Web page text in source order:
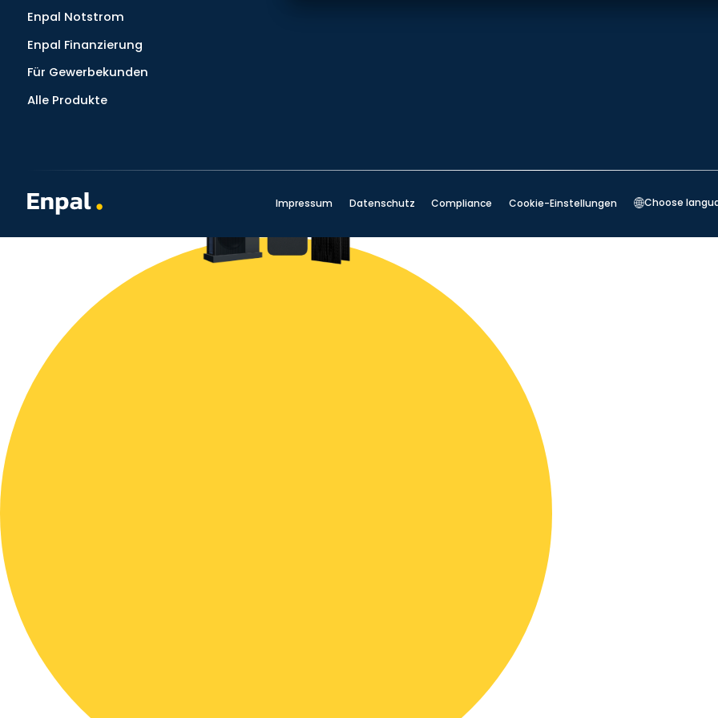
Enpal Notstrom
Enpal Finanzierung
Für Gewerbekunden
Alle Produkte
Impressum Datenschutz Compliance Cookie-Einstellungen Choose